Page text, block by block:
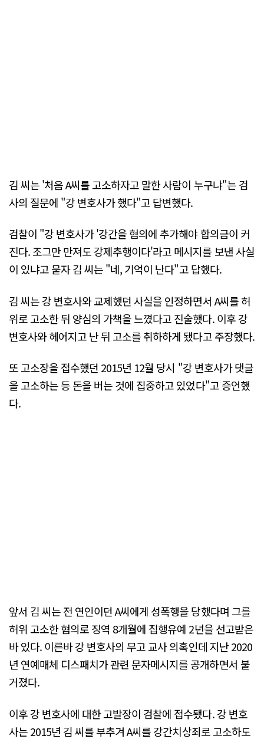
김 씨는 '처음 A씨를 고소하자고 말한 사람이 누구냐"는 검
사의 질문에 "강 변호사가 했다"고 답변했다.
검찰이 "강 변호사가 '강간을 혐의에 추가해야 합의금이 커
진다. 조그만 만져도 강제추행이다'라고 메시지를 보낸 사실
이 있냐고 묻자 김 씨는 "네, 기억이 난다"고 답했다.
김 씨는 강 변호사와 교제했던 사실을 인정하면서 A씨를 허
위로 고소한 뒤 양심의 가책을 느꼈다고 진술했다. 이후 강
변호사와 헤어지고 난 뒤 고소를 취하하게 됐다고 주장했다.
또 고소장을 접수했던 2015년 12월 당시 "강 변호사가 댓글
을 고소하는 등 돈을 버는 것에 집중하고 있었다"고 증언했
다.
앞서 김 씨는 전 연인이던 A씨에게 성폭행을 당했다며 그를
허위 고소한 혐의로 징역 8개월에 집행유예 2년을 선고받은
바 있다. 이른바 강 변호사의 무고 교사 의혹인데 지난 2020
년 연예매체 디스패치가 관련 문자메시지를 공개하면서 불
거졌다.
이후 강 변호사에 대한 고발장이 검찰에 접수됐다. 강 변호
사는 2015년 김 씨를 부추겨 A씨를 강간치상죄로 고소하도